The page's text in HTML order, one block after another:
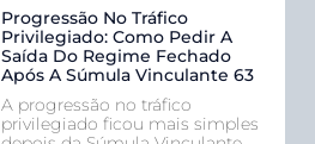
Progressão No Tráfico
Privilegiado: Como Pedir A
Saída Do Regime Fechado
Após A Súmula Vinculante 63
A progressão no tráfico
privilegiado ficou mais simples